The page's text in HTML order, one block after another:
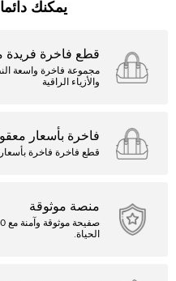
يمكنك دائما
قطع فاخرة فريدة
مجموعة فاخرة واسعة
والأزياء الراقية
فاخرة بأسعار
قطع فاخرة فاخرة
منصة موثوقة
الحياة.